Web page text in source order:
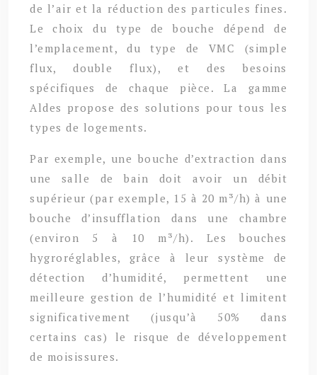
de l’air et la réduction des particules fines.
Le choix du type de bouche dépend de
l’emplacement, du type de VMC (simple
flux, double flux), et des besoins
spécifiques de chaque pièce. La gamme
Aldes propose des solutions pour tous les
types de logements.
Par exemple, une bouche d’extraction dans
une salle de bain doit avoir un débit
supérieur (par exemple, 15 à 20 m³/h) à une
bouche d’insufflation dans une chambre
(environ 5 à 10 m³/h). Les bouches
hygroréglables, grâce à leur système de
détection d’humidité, permettent une
meilleure gestion de l’humidité et limitent
significativement (jusqu’à 50% dans
certains cas) le risque de développement
de moisissures.